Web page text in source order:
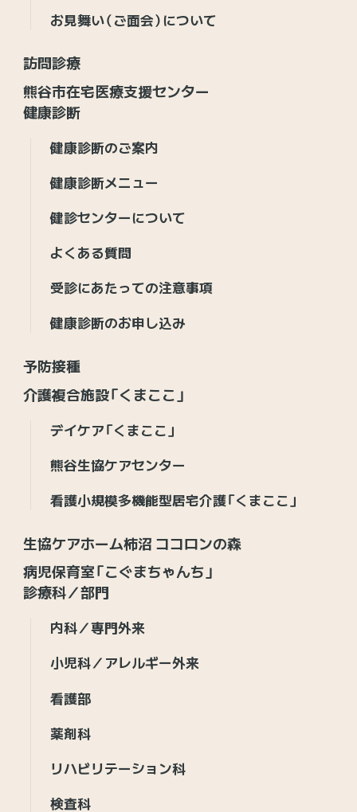
お見舞い（ご面会）について
訪問診療
熊谷市在宅医療支援センター
健康診断
健康診断のご案内
健康診断メニュー
健診センターについて
よくある質問
受診にあたっての注意事項
健康診断のお申し込み
予防接種
介護複合施設「くまここ」
デイケア「くまここ」
熊谷生協ケアセンター
看護小規模多機能型居宅介護「くまここ」
生協ケアホーム柿沼 ココロンの森
病児保育室「こぐまちゃんち」
診療科／部門
内科／専門外来
小児科／アレルギー外来
看護部
薬剤科
リハビリテーション科
検査科